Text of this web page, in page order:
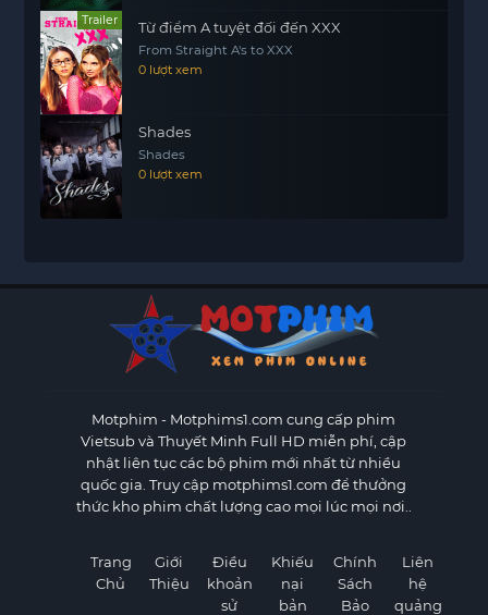
Trailer Từ điểm A tuyệt đối đến XXX
From Straight A's to XXX
0 lượt xem
Shades
Shades
0 lượt xem
Motphim - Motphims1.com cung cấp phim
Vietsub và Thuyết Minh Full HD miễn phí, cập
nhật liên tục các bộ phim mới nhất từ nhiều
quốc gia. Truy cập motphims1.com để thưởng
thức kho phim chất lượng cao mọi lúc mọi nơi..
Trang
Chủ
Giới
Thiệu
Điều
khoản
sử
Khiếu
nại
bản
Chính
Sách
Bảo
Liên
hệ
quảng